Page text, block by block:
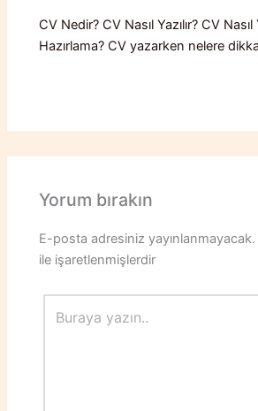
CV Nedir? CV Nasıl Yazılır? CV Nasıl
Hazırlama? CV yazarken nelere
Yorum bırakın
E-posta adresiniz yayınlanmayacak.
ile işaretlenmişlerdir
Buraya
yazın..